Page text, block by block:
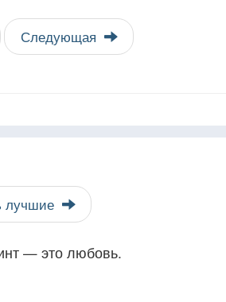
Следующая
лучшие
— это любовь.